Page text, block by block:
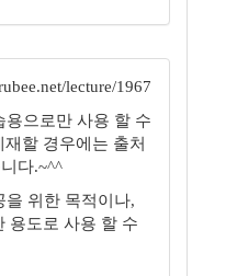
lecture/1967
으로만 사용 할 수
할 경우에는 출처
다.~^^
을 위한 목적이나,
용도로 사용 할 수